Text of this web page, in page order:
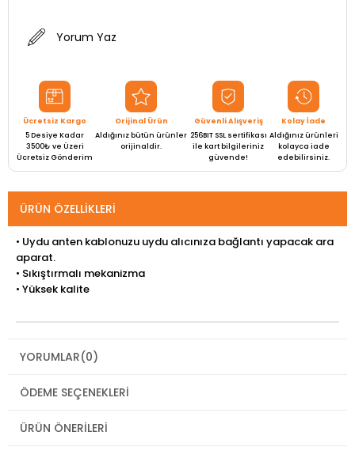
Yorum Yaz
Ücretsiz Kargo
5 Desiye Kadar
3500₺ ve Üzeri
Ücretsiz Gönderim
Orijinal Ürün
Aldığınız bütün ürünler
orijinaldir.
Güvenli Alışveriş
256BIT SSL sertifikası
ile kart bilgileriniz
güvende!
Kolay İade
Aldığınız ürünleri
kolayca iade
edebilirsiniz.
ÜRÜN ÖZELLIKLERI
• Uydu anten kablonuzu uydu alıcınıza bağlantı yapacak ara
aparat.
• Sıkıştırmalı mekanizma
• Yüksek kalite
YORUMLAR(0)
ÖDEME SEÇENEKLERI
ÜRÜN ÖNERILERI